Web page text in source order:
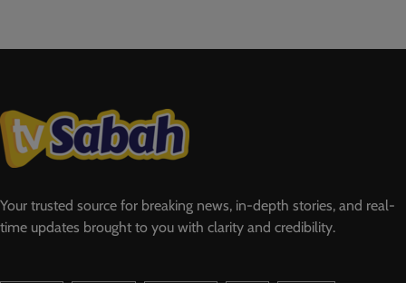
Your trusted source for breaking news, in-depth stories, and real-
time updates brought to you with clarity and credibility.